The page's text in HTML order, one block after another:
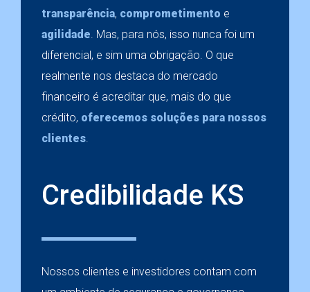
transparência, comprometimento e
agilidade. Mas, para nós, isso nunca foi um
diferencial, e sim uma obrigação. O que
realmente nos destaca do mercado
financeiro é acreditar que, mais do que
crédito, oferecemos soluções para nossos
clientes.
Credibilidade KS
Nossos clientes e investidores contam com